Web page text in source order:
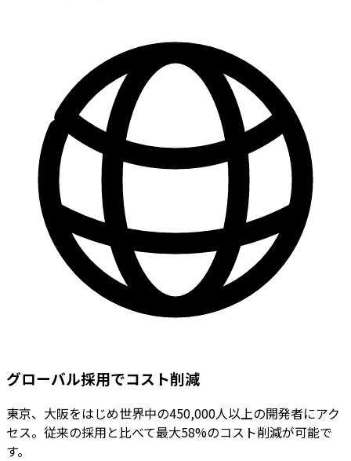
グローバル採用でコスト削減
東京、大阪をはじめ世界中の450,000人以上の開発者にアク
セス。従来の採用と比べて最大58%のコスト削減が可能で
す。